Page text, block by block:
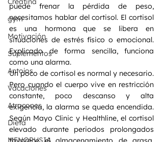
gym
Motivación
Suplementos
Antojos
Vacaciones
Atracones
Dieta
MENOPUSIA
puede frenar la pérdida de peso,
necesitamos hablar del cortisol. El cortisol
es una hormona que se libera en
situaciones de estrés físico o emocional.
Explicado de forma sencilla, funciona
como una alarma.
Un poco de cortisol es normal y necesario.
Pero cuando el cuerpo vive en restricción
constante, poco descanso y alta
exigencia, la alarma se queda encendida.
Según Mayo Clinic y Healthline, el cortisol
elevado durante periodos prolongados